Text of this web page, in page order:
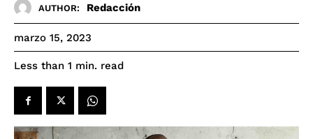
AUTHOR: Redacción
marzo 15, 2023
Less than 1 min. read